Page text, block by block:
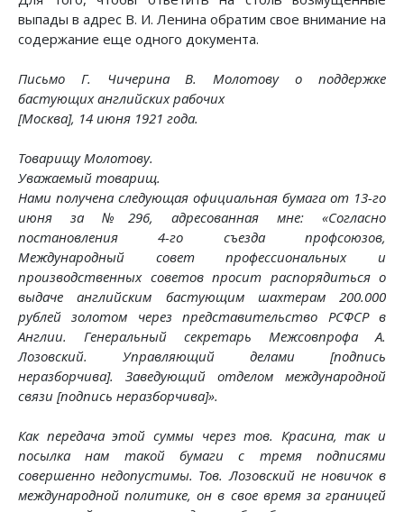
выпады в адрес В. И. Ленина обратим свое внимание на
содержание еще одного документа.
Письмо Г. Чичерина В. Молотову о поддержке
бастующих английских рабочих
[Москва], 14 июня 1921 года.
Товарищу Молотову.
Уважаемый товарищ.
Нами получена следующая официальная бумага от 13-го
июня за №296, адресованная мне: «Согласно
постановления 4-го съезда профсоюзов,
Международный совет профессиональных и
производственных советов просит распорядиться о
выдаче английским бастующим шахтерам 200.000
рублей золотом через представительство РСФСР в
Англии. Генеральный секретарь Межсовпрофа А.
Лозовский. Управляющий делами [подпись
неразборчива]. Заведующий отделом международной
связи [подпись неразборчива]».
Как передача этой суммы через тов. Красина, так и
посылка нам такой бумаги с тремя подписями
совершенно недопустимы. Тов. Лозовский не новичок в
международной политике, он в свое время за границей